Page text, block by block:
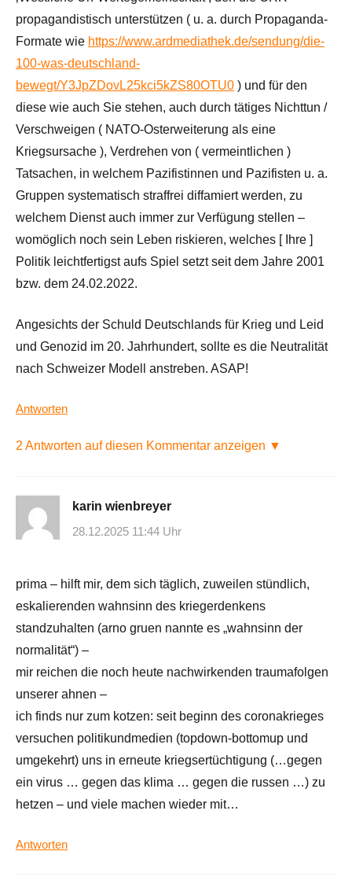
propagandistisch unterstützen ( u. a. durch Propaganda-
Formate wie https://www.ardmediathek.de/sendung/die-
100-was-deutschland-
bewegt/Y3JpZDovL25kci5kZS80OTU0 ) und für den
diese wie auch Sie stehen, auch durch tätiges Nichttun /
Verschweigen ( NATO-Osterweiterung als eine
Kriegsursache ), Verdrehen von ( vermeintlichen )
Tatsachen, in welchem Pazifistinnen und Pazifisten u. a.
Gruppen systematisch straffrei diffamiert werden, zu
welchem Dienst auch immer zur Verfügung stellen –
womöglich noch sein Leben riskieren, welches [ Ihre ]
Politik leichtfertigst aufs Spiel setzt seit dem Jahre 2001
bzw. dem 24.02.2022.
Angesichts der Schuld Deutschlands für Krieg und Leid
und Genozid im 20. Jahrhundert, sollte es die Neutralität
nach Schweizer Modell anstreben. ASAP!
Antworten
2 Antworten auf diesen Kommentar anzeigen ▼
karin wienbreyer
28.12.2025 11:44 Uhr
prima – hilft mir, dem sich täglich, zuweilen stündlich,
eskalierenden wahnsinn des kriegerdenkens
standzuhalten (arno gruen nannte es „wahnsinn der
normalität“) –
mir reichen die noch heute nachwirkenden traumafolgen
unserer ahnen –
ich finds nur zum kotzen: seit beginn des coronakrieges
versuchen politikundmedien (topdown-bottomup und
umgekehrt) uns in erneute kriegsertüchtigung (…gegen
ein virus … gegen das klima … gegen die russen …) zu
hetzen – und viele machen wieder mit…
Antworten